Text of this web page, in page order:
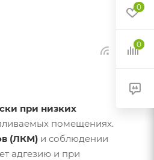
при низких
помещениях.
(ЛКМ) и соблюдении
адгезию и при
0
0